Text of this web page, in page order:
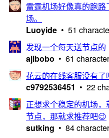
雷霆机场好像真的跑
场。
Luoyide • 51
发现一个每天送节点的
ajibobo • 61
花云的在线客服没有了
c9792536451 • 22
正想求个稳定的机场
节点，那就求推荐吧😉
sutking • 84